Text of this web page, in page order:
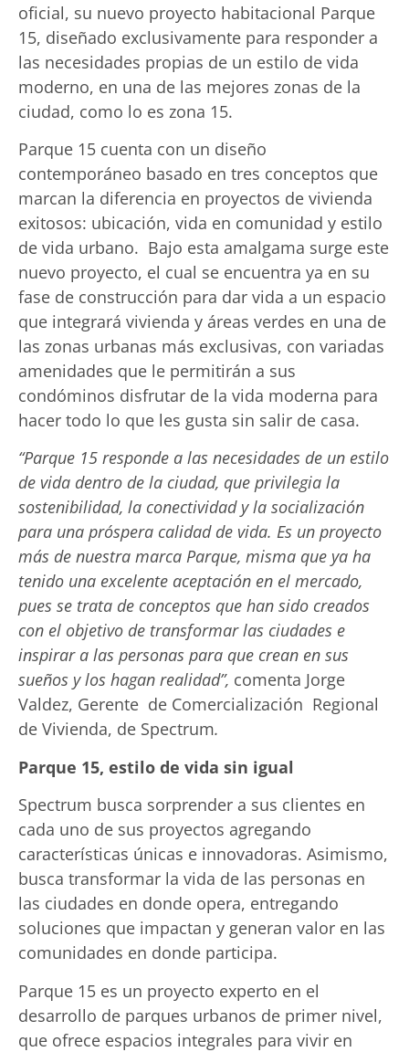
oficial, su nuevo proyecto habitacional Parque
15, diseñado exclusivamente para responder a
las necesidades propias de un estilo de vida
moderno, en una de las mejores zonas de la
ciudad, como lo es zona 15.
Parque 15 cuenta con un diseño
contemporáneo basado en tres conceptos que
marcan la diferencia en proyectos de vivienda
exitosos: ubicación, vida en comunidad y estilo
de vida urbano. Bajo esta amalgama surge este
nuevo proyecto, el cual se encuentra ya en su
fase de construcción para dar vida a un espacio
que integrará vivienda y áreas verdes en una de
las zonas urbanas más exclusivas, con variadas
amenidades que le permitirán a sus
condóminos disfrutar de la vida moderna para
hacer todo lo que les gusta sin salir de casa.
“Parque 15 responde a las necesidades de un estilo
de vida dentro de la ciudad, que privilegia la
sostenibilidad, la conectividad y la socialización
para una próspera calidad de vida. Es un proyecto
más de nuestra marca Parque, misma que ya ha
tenido una excelente aceptación en el mercado,
pues se trata de conceptos que han sido creados
con el objetivo de transformar las ciudades e
inspirar a las personas para que crean en sus
sueños y los hagan realidad”, comenta Jorge
Valdez, Gerente de Comercialización Regional
de Vivienda, de Spectrum.
Parque 15, estilo de vida sin igual
Spectrum busca sorprender a sus clientes en
cada uno de sus proyectos agregando
características únicas e innovadoras. Asimismo,
busca transformar la vida de las personas en
las ciudades en donde opera, entregando
soluciones que impactan y generan valor en las
comunidades en donde participa.
Parque 15 es un proyecto experto en el
desarrollo de parques urbanos de primer nivel,
que ofrece espacios integrales para vivir en